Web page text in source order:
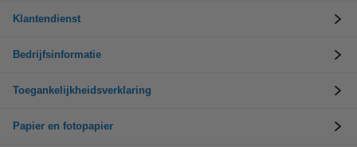
Klantendienst
Bedrijfsinformatie
Toegankelijkheidsverklaring
Papier en fotopapier